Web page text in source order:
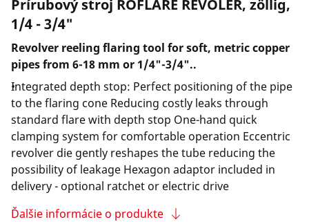
Prírubový stroj ROFLARE REVOLER, zöllig,
1/4 - 3/4"
Revolver reeling flaring tool for soft, metric copper
pipes from 6-18 mm or 1/4"-3/4"..
Integrated depth stop: Perfect positioning of the pipe
to the flaring cone Reducing costly leaks through
standard flare with depth stop One-hand quick
clamping system for comfortable operation Eccentric
revolver die gently reshapes the tube reducing the
possibility of leakage Hexagon adaptor included in
delivery - optional ratchet or electric drive
Ďalšie informácie o produkte